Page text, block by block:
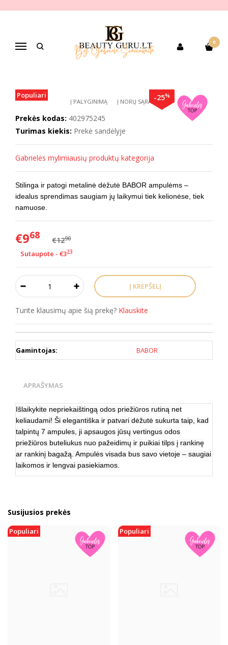
Navigacija
0
Pagrindinis PREKIŲ KATEGORIJOS
Veido odos priežiūra
KELIONINĖ METALINĖ DĖŽUTĖ
AMPULĖMS BABOR
Populiari -25%
Į PALYGINIMĄ Į NORŲ SĄRAŠĄ
Prekės kodas: 402975245
Turimas kiekis: Prekė sandėlyje
Gabrielės mylimiausių produktų kategorija
Stilinga ir patogi metalinė dėžutė BABOR ampulėms –
idealus sprendimas saugiam jų laikymui tiek kelionėse, tiek
namuose.
€968 €1290
Sutaupote - €323
Turite klausimų apie šią prekę? Klauskite
Gamintojas: BABOR
APRAŠYMAS
Išlaikykite nepriekaištingą odos priežiūros rutiną net
keliaudami! Ši elegantiška ir patvari dėžutė sukurta taip, kad
talpintų 7 ampules, ji apsaugos jūsų vertingus odos
priežiūros buteliukus nuo pažeidimų ir puikiai tilps į rankinę
ar rankinį bagažą. Ampulės visada bus savo vietoje – saugiai
laikomos ir lengvai pasiekiamos.
Susijusios prekės
Populiari Populiari